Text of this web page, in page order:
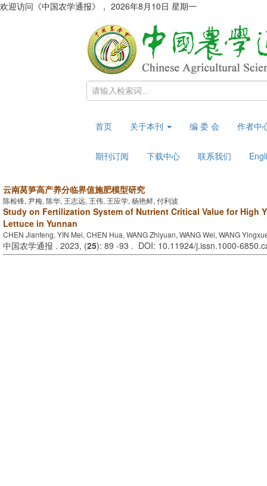
欢迎访问《中国农学通报》， 2026年8月10日 星期一
首页 关于本刊 编 委 会 作者中
期刊订阅 下载中心 联系我们
云南莴笋高产养分临界值施肥模型研究
陈检锋, 尹梅, 陈华, 王志远, 王伟, 王应学, 杨艳鲜, 付利波
Study on Fertilization System of Nutrient Critical Value for High
Lettuce in Yunnan
CHEN Jianfeng, YIN Mei, CHEN Hua, WANG Zhiyuan, WANG Wei, WANG
中国农学通报 . 2023, (25): 89 -93 . DOI: 10.11924/j.issn.1000-